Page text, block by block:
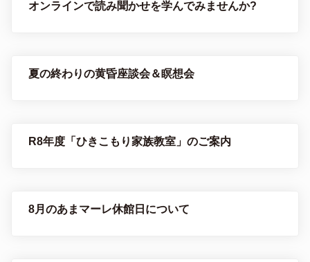
オンラインで読み聞かせを学んでみませんか?
夏の終わりの黄昏座談会＆瞑想会
R8年度「ひきこもり家族教室」のご案内
8月のあまマーレ休館日について